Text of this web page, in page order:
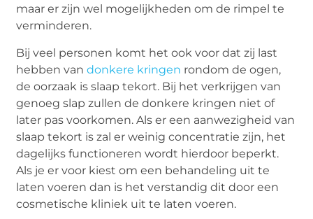
maar er zijn wel mogelijkheden om de rimpel te
verminderen.
Bij veel personen komt het ook voor dat zij last
hebben vandonkere kringen rondom de ogen,
de oorzaak is slaap tekort. Bij het verkrijgen van
genoeg slap zullen de donkere kringen niet of
later pas voorkomen. Als er een aanwezigheid van
slaap tekort is zal er weinig concentratie zijn, het
dagelijks functioneren wordt hierdoor beperkt.
Als je er voor kiest om een behandeling uit te
laten voeren dan is het verstandig dit door een
cosmetische kliniek uit te laten voeren.